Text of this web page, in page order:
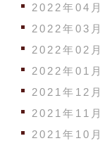
2022年04月
2022年03月
2022年02月
2022年01月
2021年12月
2021年11月
2021年10月